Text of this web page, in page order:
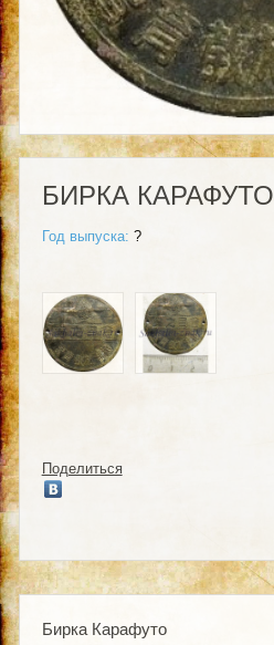
БИРКА КАРАФУТО
Год выпуска: ?
Поделиться
Бирка Карафуто